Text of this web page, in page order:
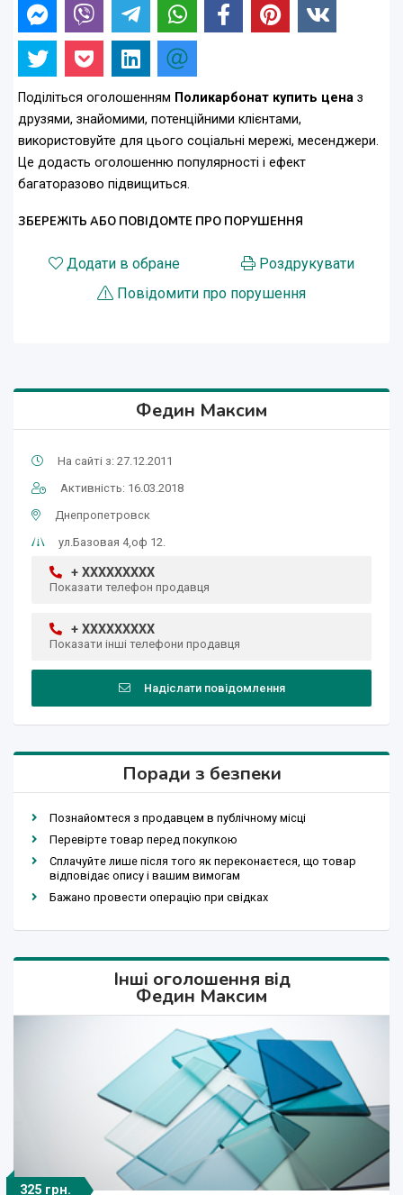
Поділіться оголошенням Поликарбонат купить цена з
друзями, знайомими, потенційними клієнтами,
використовуйте для цього соціальні мережі, месенджери.
Це додасть оголошенню популярності і ефект
багаторазово підвищиться.
ЗБЕРЕЖІТЬ АБО ПОВІДОМТЕ ПРО ПОРУШЕННЯ
Додати в обране
Роздрукувати
Повідомити про порушення
Федин Максим
На сайті з: 27.12.2011
Активність: 16.03.2018
Днепропетровск
ул.Базовая 4,оф 12.
+ XXXXXXXXX
Показати телефон продавця
+ XXXXXXXXX
Показати інші телефони продавця
Надіслати повідомлення
Поради з безпеки
Познайомтеся з продавцем в публічному місці
Перевірте товар перед покупкою
Сплачуйте лише після того як переконаєтеся, що товар
відповідає опису і вашим вимогам
Бажано провести операцію при свідках
Інші оголошення від
Федин Максим
13 $
1 250 $
1 250 грн.
325 грн. 455 $
335 $
235 грн.
440 грн.
490 грн.
13 $
1 250 $